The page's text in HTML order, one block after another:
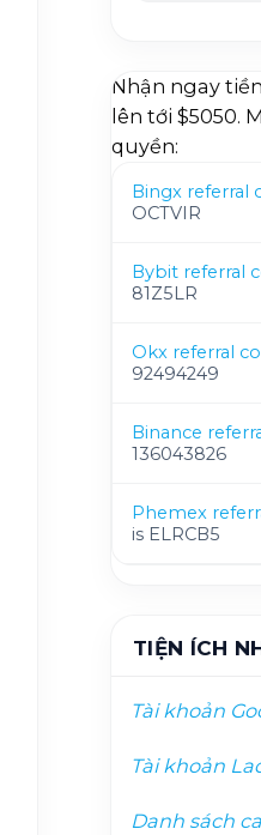
Nhận ngay
lên tới $5050.
quyền:
Bingx referral
OCTVIR
Bybit referral
81Z5LR
Okx referral
92494249
Binance
136043826
Phemex
is ELRCB5
TIỆN ÍCH
Tài khoản
Tài khoản
Danh sách